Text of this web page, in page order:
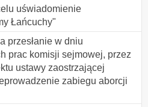
uświadomienie
Łańcuchy"
przesłanie w dniu
prac komisji sejmowej, przez
ustawy zaostrzającej
zabiegu aborcji